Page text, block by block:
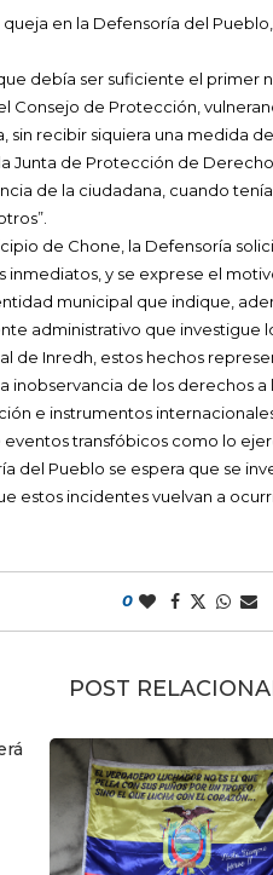
en la Defensoría del
debía ser suficiente el primer
Consejo de Protección,
sin recibir siquiera una medida
Junta de Protección de
de la ciudadana, cuando
de Chone, la Defensoría
inmediatos, y se exprese el
municipal que indique,
administrativo que investigue
de Inredh, estos hechos
inobservancia de los derechos
e instrumentos
transfóbicos como lo
del Pueblo se espera que se
estos incidentes vuelvan a
0
POST
ASFADEC e INREDH
los familiares y...
26 de octubre de